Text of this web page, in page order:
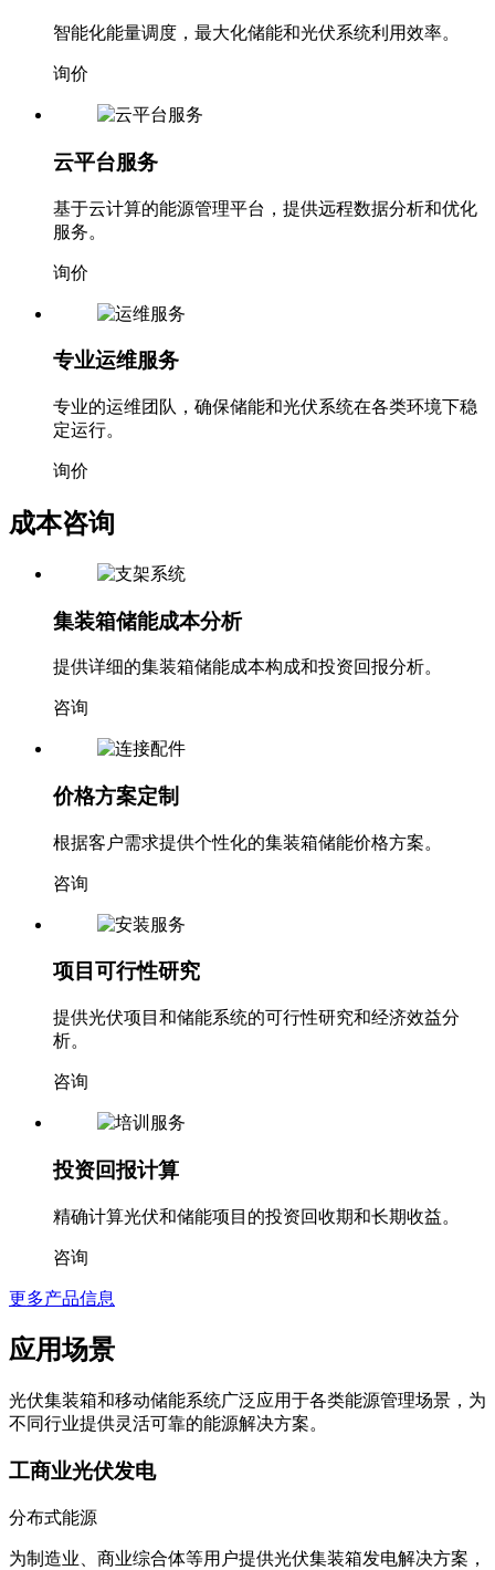
智能化能量调度，最大化储能和光伏系统利用效率。
询价
云平台服务
基于云计算的能源管理平台，提供远程数据分析和优化
服务。
询价
专业运维服务
专业的运维团队，确保储能和光伏系统在各类环境下稳
定运行。
询价
成本咨询
集装箱储能成本分析
提供详细的集装箱储能成本构成和投资回报分析。
咨询
价格方案定制
根据客户需求提供个性化的集装箱储能价格方案。
咨询
项目可行性研究
提供光伏项目和储能系统的可行性研究和经济效益分
析。
咨询
投资回报计算
精确计算光伏和储能项目的投资回收期和长期收益。
咨询
更多产品信息
应用场景
光伏集装箱和移动储能系统广泛应用于各类能源管理场景，为
不同行业提供灵活可靠的能源解决方案。
工商业光伏发电
分布式能源
为制造业、商业综合体等用户提供光伏集装箱发电解决方案，